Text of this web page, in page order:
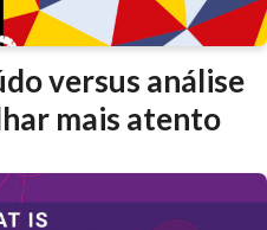
versus análise
mais atento